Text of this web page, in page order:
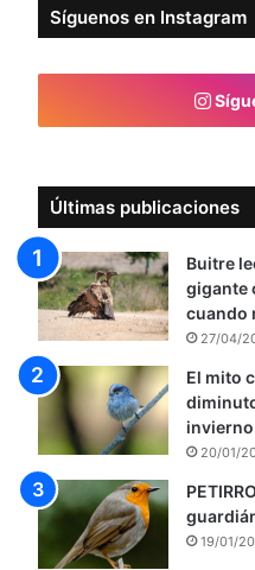
Síguenos en Instagram
Últimas publicaciones
Buitre
gigante
cuando
27/04/
El mito
invierno
20/01/
19/01/